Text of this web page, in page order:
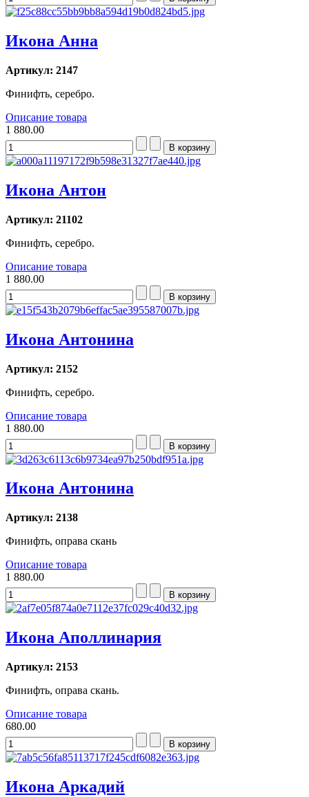
Икона Анна
Артикул: 2147
Финифть, серебро.
Описание товара
1 880.00
Икона Антон
Артикул: 21102
Финифть, серебро.
Описание товара
1 880.00
Икона Антонина
Артикул: 2152
Финифть, серебро.
Описание товара
1 880.00
Икона Антонина
Артикул: 2138
Финифть, оправа скань
Описание товара
1 880.00
Икона Аполлинария
Артикул: 2153
Финифть, оправа скань.
Описание товара
680.00
Икона Аркадий